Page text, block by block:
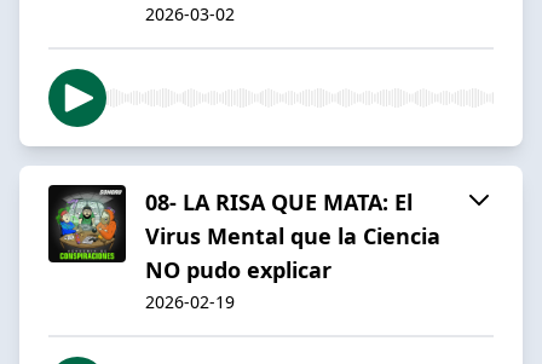
2026-03-02
08- LA RISA QUE MATA: El
Virus Mental que la Ciencia
NO pudo explicar
2026-02-19